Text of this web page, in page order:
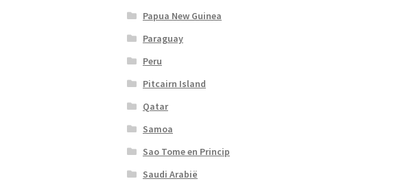
Papua New Guinea
Paraguay
Peru
Pitcairn Island
Qatar
Samoa
Sao Tome en Princip
Saudi Arabië